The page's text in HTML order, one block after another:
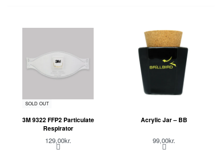
SOLD OUT
3M 9322 FFP2 Particulate
Respirator
129,00kr.
Acrylic Jar – BB
99,00kr.